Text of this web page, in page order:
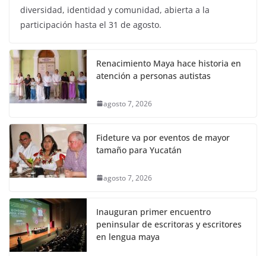
diversidad, identidad y comunidad, abierta a la
participación hasta el 31 de agosto.
Renacimiento Maya hace historia en
atención a personas autistas
agosto 7, 2026
Fideture va por eventos de mayor
tamaño para Yucatán
agosto 7, 2026
Inauguran primer encuentro
peninsular de escritoras y escritores
en lengua maya